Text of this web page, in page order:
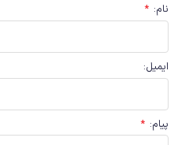
نام:
*
ایمیل:
پیام:
*